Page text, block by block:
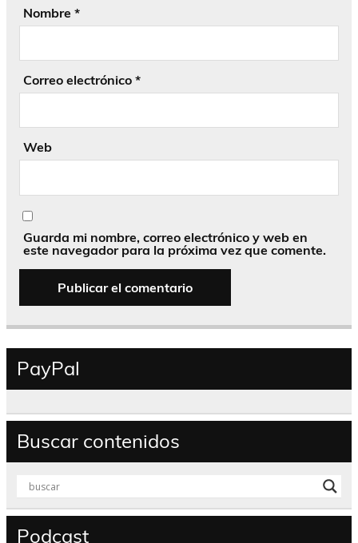
Nombre *
Correo electrónico *
Web
Guarda mi nombre, correo electrónico y web en
este navegador para la próxima vez que comente.
PayPal
Buscar contenidos
Podcast